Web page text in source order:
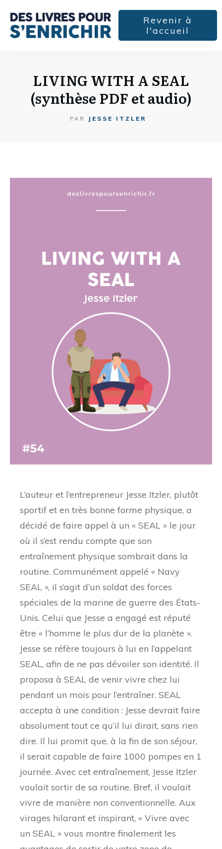
Revenir à
l'accueil
LIVING WITH A SEAL
(synthèse PDF et audio)
PAR JESSE ITZLER
L’auteur et l’entrepreneur Jesse Itzler, plutôt
sportif et en très bonne forme physique, a
décidé de faire appel à un « SEAL » le jour
où il s’est rendu compte que son
entraînement physique sombrait dans la
routine. Communément appelé « Navy
SEAL », il s’agit d’un soldat des forces
spéciales de la marine de guerre des États-
Unis. Celui que Jesse a engagé est réputé
être « l’homme le plus dur de la planète ».
Jesse se réfère toujours à lui en l’appelant
SEAL, afin de ne pas dévoiler son identité. Il
proposa à SEAL de venir vivre chez lui
pendant un mois pour l’entraîner. SEAL
accepta à une condition : Jesse devrait faire
absolument tout ce qu’il lui dirait, sans rien
dire. Il lui promit que, à la fin de son séjour,
il serait capable de faire 1000 pompes en 1
journée. Avec cet entraînement, Jesse Itzler
voulait sortir de sa routine. Bref, il voulait
vivre de manière non conventionnelle. Aux
virages hilarant et inspirant, « Vivre avec
un SEAL » vous montre finalement les